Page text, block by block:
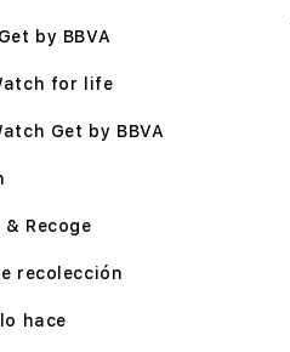
by BBVA
for life
Get by BBVA
Recoge
recolección
hace